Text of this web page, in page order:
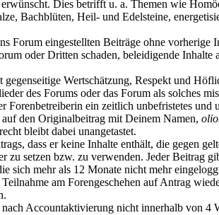
Dies betrifft u. a. Themen wie
Bachblüten, Heil- und Edelsteine,
Forum eingestellten Beiträge ohne
oder Dritten schaden, beleidigende
gegenseitige Wertschätzung, Respekt und
des Forums oder das Forum als solches
ein zeitlich unbefristetes
den Originalbeitrag mit Deinem Namen,
bleibt dabei unangetastet.
dass er keine Inhalte enthält, die gegen
zu setzen bzw. zu verwenden. Jeder Beitrag
sich mehr als 12 Monate nicht mehr
am Forengeschehen auf Antrag
Accountaktivierung nicht innerhalb von 4